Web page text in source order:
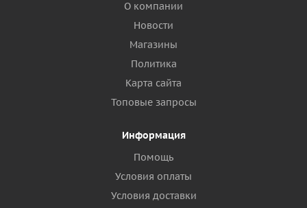
О компании
Новости
Магазины
Политика
Карта сайта
Топовые запросы
Информация
Помощь
Условия оплаты
Условия доставки